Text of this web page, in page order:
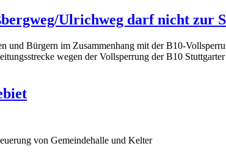
Ulrichweg darf nicht zur
und Bürgern im Zusammenhang mit der B10-
wegen der Vollsperrung der B10
von Gemeindehalle und Kelter